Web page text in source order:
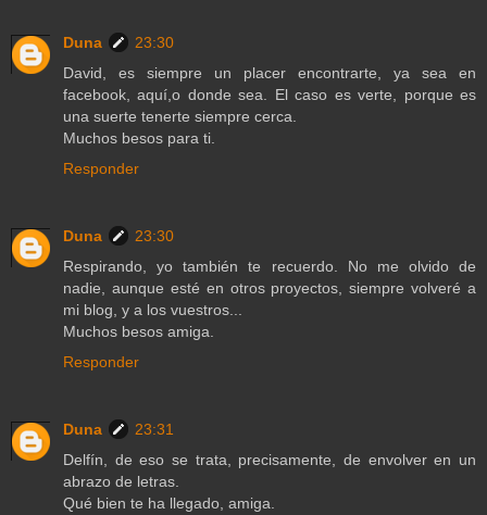
Duna
23:30
David, es siempre un placer encontrarte, ya sea en
facebook, aquí,o donde sea. El caso es verte, porque es
una suerte tenerte siempre cerca.
Muchos besos para ti.
Responder
Duna
23:30
Respirando, yo también te recuerdo. No me olvido de
nadie, aunque esté en otros proyectos, siempre volveré a
mi blog, y a los vuestros...
Muchos besos amiga.
Responder
Duna
23:31
Delfín, de eso se trata, precisamente, de envolver en un
abrazo de letras.
Qué bien te ha llegado, amiga.